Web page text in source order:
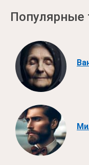
Популярные